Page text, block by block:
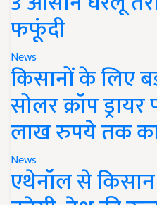
फफूंदी
News
किसानों के लिए
सोलर क्रॉप
लाख रुपये तक
News
एथेनॉल से